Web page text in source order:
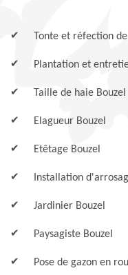
Tonte et réfection
Plantation et
Taille de haie Bouzel
Elagueur Bouzel
Etêtage Bouzel
Installation
Jardinier Bouzel
Paysagiste Bouzel
Pose de gazon en